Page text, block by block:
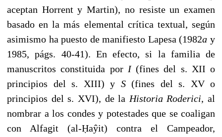
aceptan Horrent y Martin), no resiste un examen
basado en la más elemental crítica textual, según
asimismo ha puesto de manifiesto Lapesa (1982ay
1985, págs. 40-41). En efecto, si la familia de
manuscritos constituida por I (fines del s. XII o
principios del s. XIII) y S (fines del s. XV o
principios del s. XVI), de la Historia Roderici, al
nombrar a los condes y potestades que se coaligan
con Alfagit (al-Ḥaŷit) contra el Campeador,